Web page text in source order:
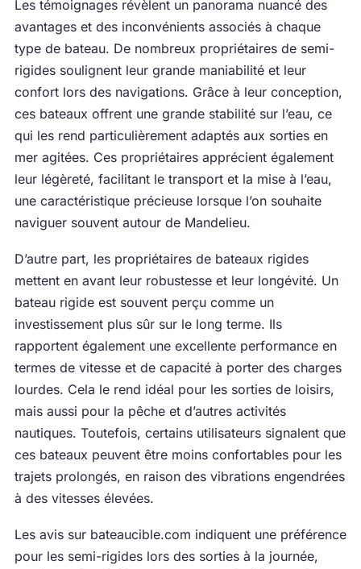
Les témoignages révèlent un panorama nuancé des
avantages et des inconvénients associés à chaque
type de bateau. De nombreux propriétaires de semi-
rigides soulignent leur grande maniabilité et leur
confort lors des navigations. Grâce à leur conception,
ces bateaux offrent une grande stabilité sur l’eau, ce
qui les rend particulièrement adaptés aux sorties en
mer agitées. Ces propriétaires apprécient également
leur légèreté, facilitant le transport et la mise à l’eau,
une caractéristique précieuse lorsque l’on souhaite
naviguer souvent autour de Mandelieu.
D’autre part, les propriétaires de bateaux rigides
mettent en avant leur robustesse et leur longévité. Un
bateau rigide est souvent perçu comme un
investissement plus sûr sur le long terme. Ils
rapportent également une excellente performance en
termes de vitesse et de capacité à porter des charges
lourdes. Cela le rend idéal pour les sorties de loisirs,
mais aussi pour la pêche et d’autres activités
nautiques. Toutefois, certains utilisateurs signalent que
ces bateaux peuvent être moins confortables pour les
trajets prolongés, en raison des vibrations engendrées
à des vitesses élevées.
Les avis sur bateaucible.com indiquent une préférence
pour les semi-rigides lors des sorties à la journée,